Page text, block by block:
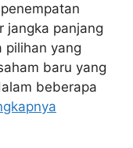
jangka panjang
pilihan yang
baru yang
beberapa